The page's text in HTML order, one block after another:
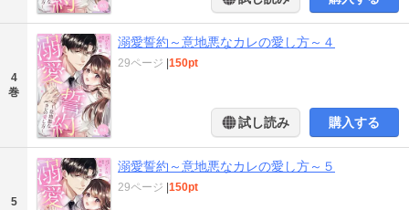
4
巻
溺愛誓約～意地悪なカレの愛し方～４
29ページ |150pt
試し読み 購入する
5
溺愛誓約～意地悪なカレの愛し方～５
29ページ |150pt